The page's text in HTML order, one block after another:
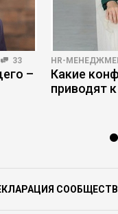
33
–
HR-
Какие
приводят